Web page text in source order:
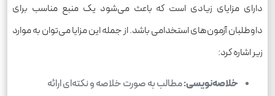
دارای مزایای زیادی است که باعث می‌شود یک منبع مناسب برای
داوطلبان آزمون‌های استخدامی باشد. از جمله این مزایا می‌توان به موارد
زیر اشاره کرد:
خلاصه‌نویسی:مطالب به صورت خلاصه و نکته‌ای ارائه